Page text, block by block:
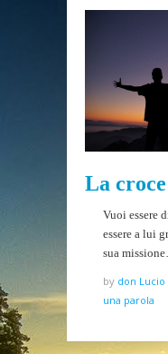
La
Vuoi essere
essere a lui
sua
by don
una parola